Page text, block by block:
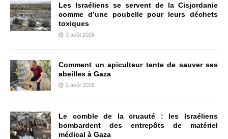
Les Israéliens se servent de la Cisjordanie
comme d’une poubelle pour leurs déchets
toxiques
3 août 2026
Comment un apiculteur tente de sauver ses
abeilles à Gaza
2 août 2026
Le comble de la cruauté : les Israéliens
bombardent des entrepôts de matériel
médical à Gaza